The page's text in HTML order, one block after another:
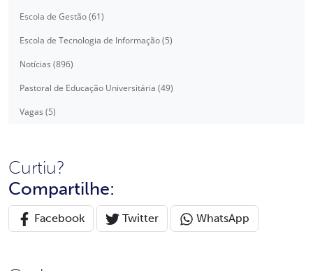
Escola de Gestão (61)
Escola de Tecnologia de Informação (5)
Notícias (896)
Pastoral de Educação Universitária (49)
Vagas (5)
Curtiu?
Compartilhe:
Facebook Twitter WhatsApp